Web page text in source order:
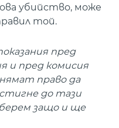
убийство, може
той.
пред
и пред комисия
право да
до тази
защо и ще